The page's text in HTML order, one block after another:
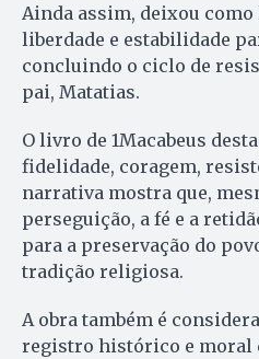
Ainda assim, deixou
liberdade e estabilidade
concluindo o ciclo de
pai, Matatias.
O livro de 1Macabeus
fidelidade, coragem,
narrativa mostra que,
perseguição, a fé e a
para a preservação do
tradição religiosa.
A obra também é
registro histórico e moral